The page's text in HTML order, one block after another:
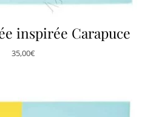
inspirée Carapuce
35,00€